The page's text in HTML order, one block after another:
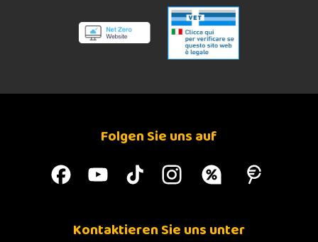
Folgen Sie uns auf
Kontaktieren Sie uns unter